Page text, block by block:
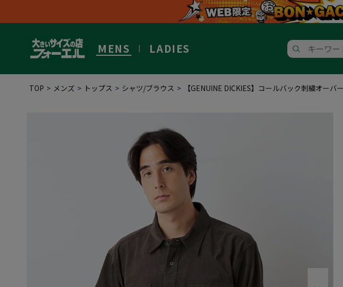
MENS LADIES
TOP メンズ トップス シャツ/ブラウス 【GENUINE DICKIES】コールバック刺繍オーバ